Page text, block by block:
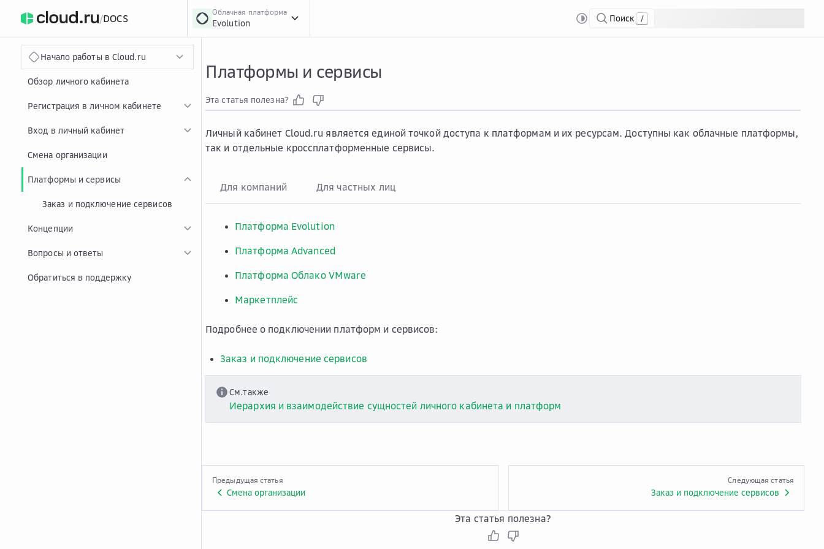
/DOCS
Облачная платформа
Evolution Поиск /
Начало работы в Cloud.ru
Обзор личного кабинета
Регистрация в личном кабинете
Вход в личный кабинет
Смена организации
Платформы и сервисы
Заказ и подключение сервисов
Концепции
Вопросы и ответы
Обратиться в поддержку
Платформы и сервисы
Эта статья полезна?
Личный кабинет Cloud.ru является единой точкой доступа к платформам и их ресурсам. Доступны как облачные платформы,
так и отдельные кроссплатформенные сервисы.
Для компаний Для частных лиц
Платформа Evolution
Платформа Advanced
Платформа Облако VMware
Маркетплейс
Подробнее о подключении платформ и сервисов:
Заказ и подключение сервисов
См.также
Иерархия и взаимодействие сущностей личного кабинета и платформ
Предыдущая статья
Смена организации
Следующая статья
Заказ и подключение сервисов
Эта статья полезна?